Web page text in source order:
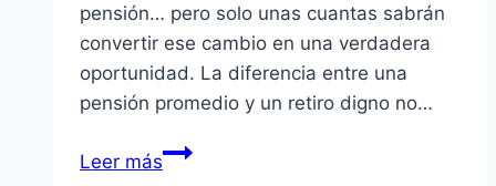
pensión… pero solo unas cuantas sabrán
convertir ese cambio en una verdadera
oportunidad. La diferencia entre una
pensión promedio y un retiro digno no…
Leer másPlanea